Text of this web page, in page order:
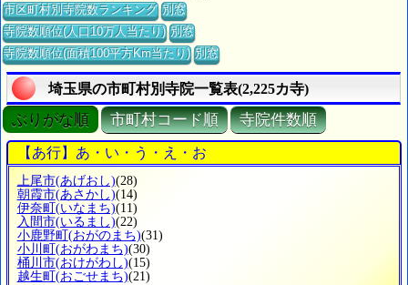
市区町村別寺院数ランキング 別窓
寺院数順位(人口10万人当たり) 別窓
寺院数順位(面積100平方Km当たり) 別窓
埼玉県の市町村別寺院一覧表(2,225カ寺)
ぶりがな順 市町村コード順 寺院件数順
【あ行】あ・い・う・え・お
上尾市(あげおし)(28)
朝霞市(あさかし)(14)
伊奈町 (いなまち)(11)
入間市(いるまし)(22)
小鹿野町 (おがのまち)(31)
小川町 (おがわまち)(30)
桶川市(おけがわし)(15)
越生町 (おごせまち)(21)